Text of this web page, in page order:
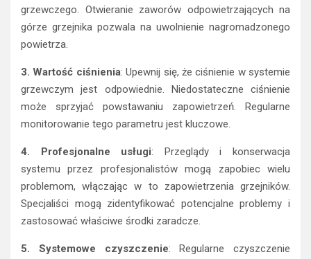
grzewczego. Otwieranie zaworów odpowietrzających na
górze grzejnika pozwala na uwolnienie nagromadzonego
powietrza.
3. Wartość ciśnienia: Upewnij się, że ciśnienie w systemie
grzewczym jest odpowiednie. Niedostateczne ciśnienie
może sprzyjać powstawaniu zapowietrzeń. Regularne
monitorowanie tego parametru jest kluczowe.
4. Profesjonalne usługi: Przeglądy i konserwacja
systemu przez profesjonalistów mogą zapobiec wielu
problemom, włączając w to zapowietrzenia grzejników.
Specjaliści mogą zidentyfikować potencjalne problemy i
zastosować właściwe środki zaradcze.
5. Systemowe czyszczenie: Regularne czyszczenie